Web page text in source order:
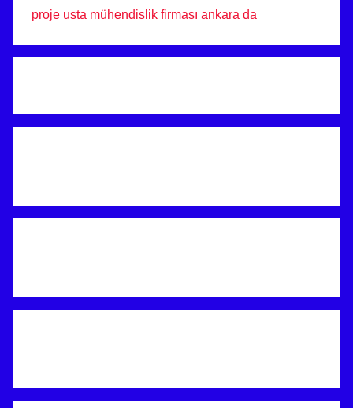
proje usta mühendislik firması ankara da